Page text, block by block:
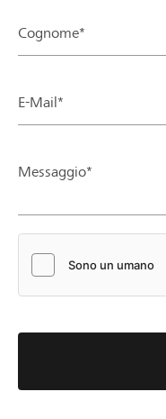
Cognome*
E-Mail*
Messaggio*